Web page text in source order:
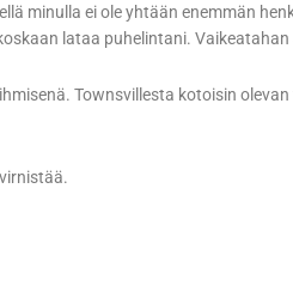
minulla ei ole yhtään enemmän
lataa puhelintani.
Townsvillesta kotoisin